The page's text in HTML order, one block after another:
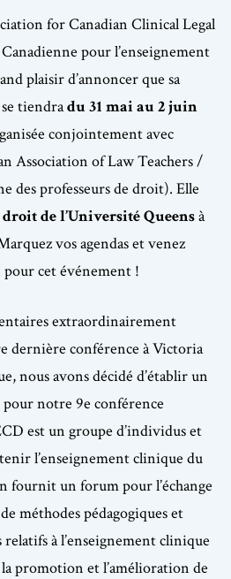
for Canadian Clinical Legal
pour l’enseignement
plaisir d’annoncer que sa
tiendradu 31 mai au 2 juin
conjointement avec
Association of Law Teachers /
des professeurs de droit). Elle
de l’Université Queensà
vos agendas et venez
cet événement !
extraordinairement
dernière conférence à Victoria
nous avons décidé d’établir un
notre 9e conférence
est un groupe d’individus et
l’enseignement clinique du
fournit un forum pour l’échange
méthodes pédagogiques et
à l’enseignement clinique
promotion et l’amélioration de